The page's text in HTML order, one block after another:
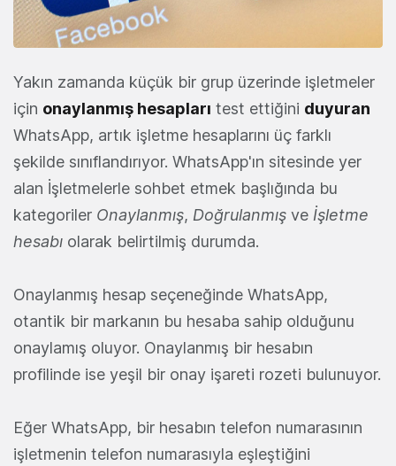
Yakın zamanda küçük bir grup üzerinde işletmeler
için onaylanmış hesapları test ettiğini duyuran
WhatsApp, artık işletme hesaplarını üç farklı
şekilde sınıflandırıyor. WhatsApp'ın sitesinde yer
alan İşletmelerle sohbet etmek başlığında bu
kategoriler Onaylanmış, Doğrulanmış ve İşletme
hesabı olarak belirtilmiş durumda.
Onaylanmış hesap seçeneğinde WhatsApp,
otantik bir markanın bu hesaba sahip olduğunu
onaylamış oluyor. Onaylanmış bir hesabın
profilinde ise yeşil bir onay işareti rozeti bulunuyor.
Eğer WhatsApp, bir hesabın telefon numarasının
işletmenin telefon numarasıyla eşleştiğini